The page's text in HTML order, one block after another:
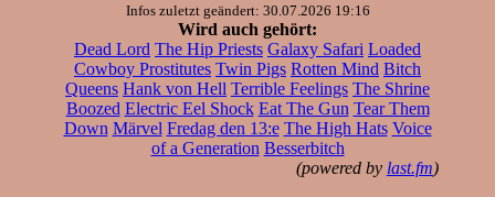
Infos zuletzt geändert: 30.07.2026 19:16
Wird auch gehört:
Dead Lord The Hip Priests Galaxy Safari Loaded
Cowboy Prostitutes Twin Pigs Rotten Mind Bitch
Queens Hank von Hell Terrible Feelings The Shrine
Boozed Electric Eel Shock Eat The Gun Tear Them
Down Märvel Fredag den 13:e The High Hats Voice
of a Generation Besserbitch
(powered by last.fm)